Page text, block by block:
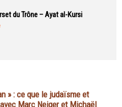
du Trône – Ayat al-Kursi
» : ce que le judaïsme et
Marc Neiger et Michaël